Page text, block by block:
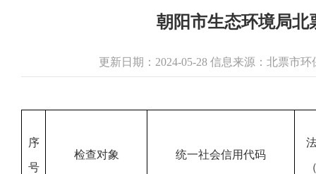
朝阳市生态环境局北
更新日期：2024-05-28 信息来源：北票市
序
号
检查对象 统一社会信用代码